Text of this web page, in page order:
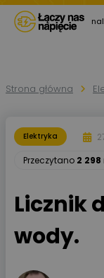
Strona główna
Elektryka
Przeczytano 2 298
Licznik
wody.